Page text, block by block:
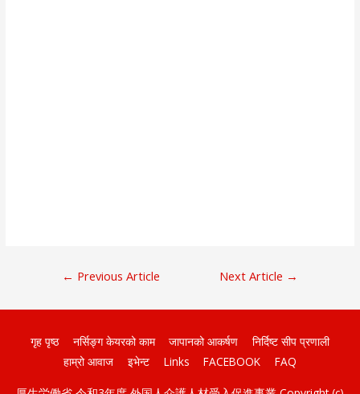
लेखकाे
← Previous Article Next Article →
गृह पृष्ठ नर्सिङ्ग केयरको काम जापानको आकर्षण
निर्दिष्ट सीप प्रणाली
हाम्रो आवाज
इभेन्ट Links FACEBOOK FAQ